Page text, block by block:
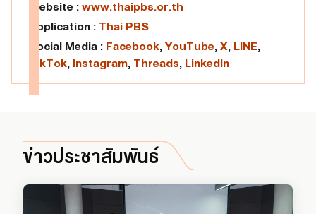
Website : www.thaipbs.or.th
Application : Thai PBS
Social Media : Facebook, YouTube, X, LINE,
TikTok, Instagram, Threads, LinkedIn
ข่าวประชาสัมพันธ์